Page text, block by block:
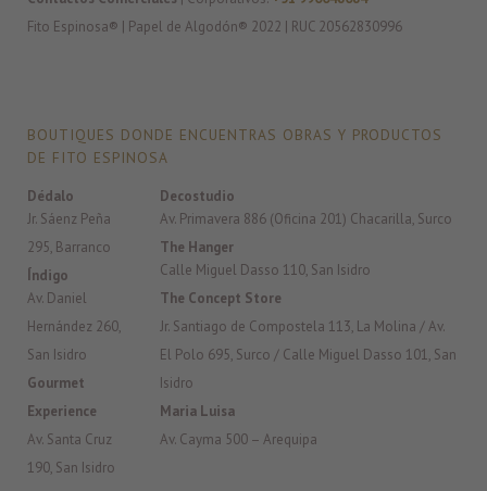
Fito Espinosa® | Papel de Algodón® 2022 | RUC 20562830996
BOUTIQUES DONDE ENCUENTRAS OBRAS Y PRODUCTOS
DE FITO ESPINOSA
Dédalo
Jr. Sáenz Peña
295, Barranco
Índigo
Av. Daniel
Hernández 260,
San Isidro
Gourmet
Experience
Av. Santa Cruz
190, San Isidro
Decostudio
Av. Primavera 886 (Oficina 201) Chacarilla, Surco
The Hanger
Calle Miguel Dasso 110, San Isidro
The Concept Store
Jr. Santiago de Compostela 113, La Molina / Av.
El Polo 695, Surco / Calle Miguel Dasso 101, San
Isidro
Maria Luisa
Av. Cayma 500 – Arequipa